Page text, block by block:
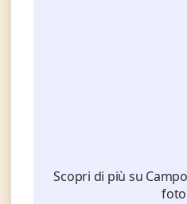
Scopri di più su